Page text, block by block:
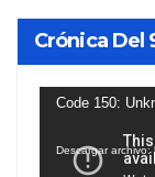
Crónica Del
Reproductor
vídeo
Code 150:
Descargar archivo: